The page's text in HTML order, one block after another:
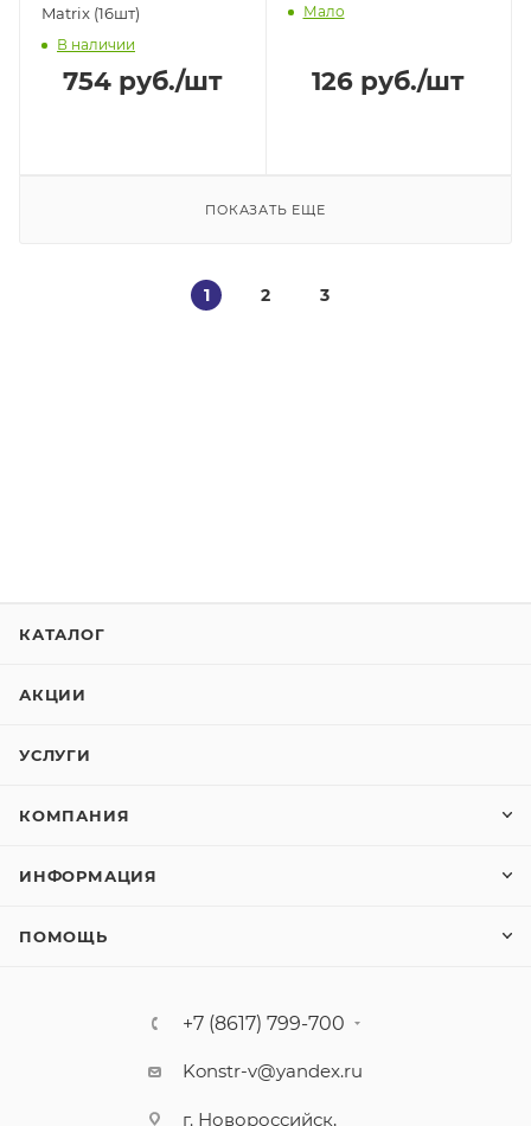
Matrix (16шт)
В наличии
754руб./шт
Мало
126 руб./шт
ПОКАЗАТЬ ЕЩЕ
1 2 3
КАТАЛОГ
АКЦИИ
УСЛУГИ
КОМПАНИЯ
ИНФОРМАЦИЯ
ПОМОЩЬ
+7 (8617) 799-700
Konstr-v@yandex.ru
г. Новороссийск,